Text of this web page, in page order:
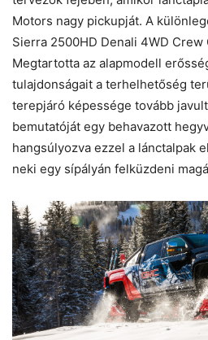
Motors nagy pickupját. A
Sierra 2500HD Denali 4WD Crew
Megtartotta az alapmodell
tulajdonságait a terhelhetőség
terepjáró képessége tovább
bemutatóját egy behavazott
hangsúlyozva ezzel a lánctalpak
neki egy sípályán felküzdeni